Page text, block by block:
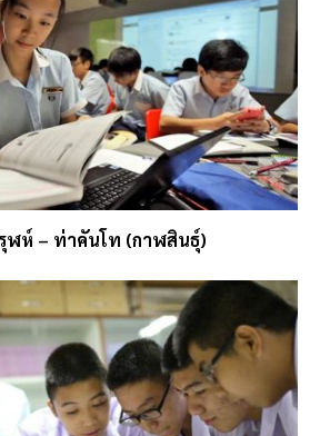
ฬห์ – ท่าคันโท (กาฬสินธุ์)